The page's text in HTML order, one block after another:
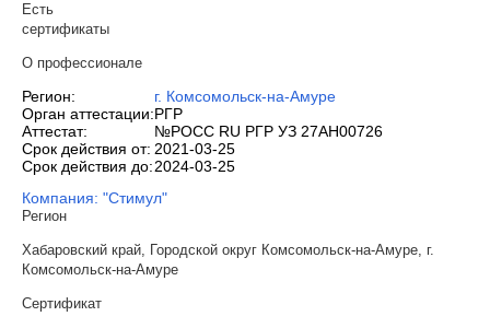
Есть
сертификаты
О профессионале
Регион:
г. Комсомольск-на-Амуре
Орган аттестации:РГР
Аттестат:
№РОСС RU РГР УЗ 27АН00726
Срок действия от: 2021-03-25
Срок действия до:2024-03-25
Компания: "Стимул"
Регион
Хабаровский край, Городской округ Комсомольск-на-Амуре, г.
Комсомольск-на-Амуре
Сертификат